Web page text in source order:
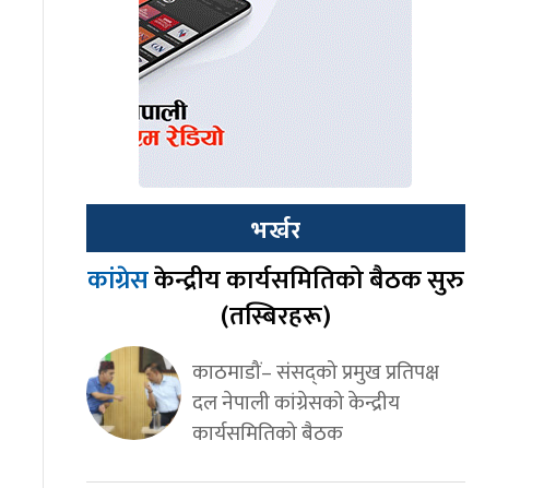
भर्खर
कांग्रेसकेन्द्रीय कार्यसमितिको बैठक सुरु
(तस्बिरहरू)
काठमाडौं– संसद्को प्रमुख प्रतिपक्ष
दल नेपाली कांग्रेसको केन्द्रीय
कार्यसमितिको बैठक